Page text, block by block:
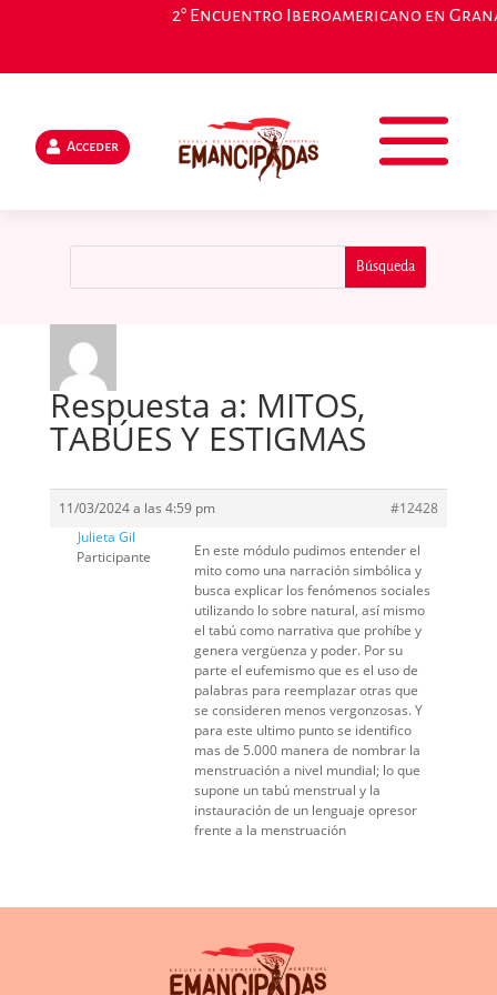
2° Encuentro Iberoamericano en
Acceder
Respuesta a: MITOS,
TABÚES Y ESTIGMAS
11/03/2024 a las 4:59 pm
#12428
Julieta Gil
Participante
En este módulo pudimos entender el
mito como una narración simbólica y
busca explicar los fenómenos sociales
utilizando lo sobre natural, así mismo
el tabú como narrativa que prohíbe y
genera vergüenza y poder. Por su
parte el eufemismo que es el uso de
palabras para reemplazar otras que
se consideren menos vergonzosas. Y
para este ultimo punto se identifico
mas de 5.000 manera de nombrar la
menstruación a nivel mundial; lo que
supone un tabú menstrual y la
instauración de un lenguaje opresor
frente a la menstruación